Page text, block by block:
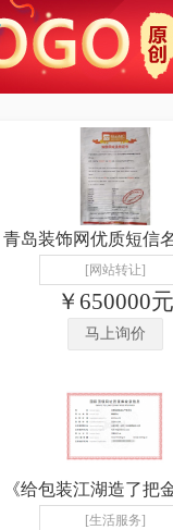
[青岛衣柜]
￥600000元
[网站转让]
￥650000元
马上询价
[生活服务]